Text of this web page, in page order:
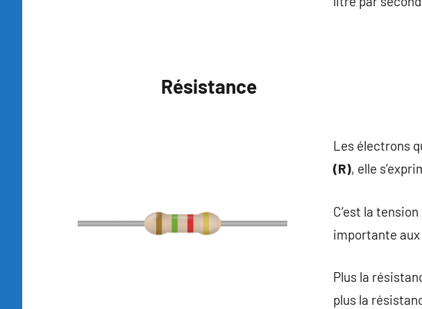
Résistance
Les électrons
(R), elle
C‘est la
importante aux
Plus la
plus la